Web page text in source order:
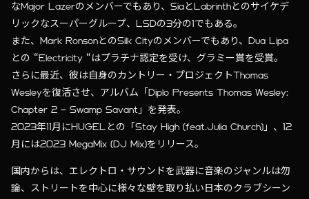
なMajor Lazerのメンバーでもあり、SiaとLabrinthとのサイケデ
リックなスーパーグループ、LSDの3分の1でもある。
また、Mark RonsonとのSilk Cityのメンバーでもあり、Dua Lipa
との “Electricity “はプラチナ認定を受け、グラミー賞を受賞。
さらに最近、彼は自身のカントリー・プロジェクトThomas
Wesleyを復活させ、アルバム「Diplo Presents Thomas Wesley:
Chapter 2 – Swamp Savant」を発表。
2023年11月にHUGELとの「Stay High (feat.Julia Church)」、12
月には2023 MegaMix (DJ Mix)をリリース。
国内からは、エレクトロ・サウンドを武器に音楽のジャンルは勿
論、ストリートを中心に様々な壁を取り払い日本のクラブシーン